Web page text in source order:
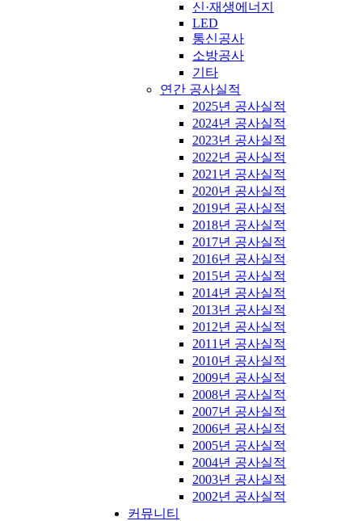
신·재생에너지
LED
통신공사
소방공사
기타
연간 공사실적
2025년 공사실적
2024년 공사실적
2023년 공사실적
2022년 공사실적
2021년 공사실적
2020년 공사실적
2019년 공사실적
2018년 공사실적
2017년 공사실적
2016년 공사실적
2015년 공사실적
2014년 공사실적
2013년 공사실적
2012년 공사실적
2011년 공사실적
2010년 공사실적
2009년 공사실적
2008년 공사실적
2007년 공사실적
2006년 공사실적
2005년 공사실적
2004년 공사실적
2003년 공사실적
2002년 공사실적
커뮤니티